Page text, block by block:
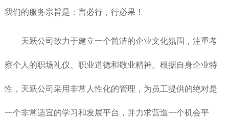
我们的服务宗旨是：言必行，行必果！
天跃公司致力于建立一个简洁的企业文化氛围，注重考
察个人的职场礼仪、职业道德和敬业精神。根据自身企业特
性，天跃公司采用非常人性化的管理，为员工提供的绝对是
一个非常适宜的学习和发展平台，并力求营造一个机会平